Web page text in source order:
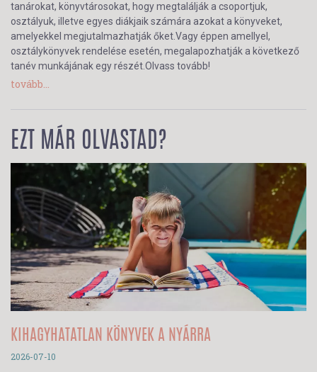
tanárokat, könyvtárosokat, hogy megtalálják a csoportjuk,
osztályuk, illetve egyes diákjaik számára azokat a könyveket,
amelyekkel megjutalmazhatják őket.Vagy éppen amellyel,
osztálykönyvek rendelése esetén, megalapozhatják a következő
tanév munkájának egy részét.Olvass tovább!
tovább...
EZT MÁR OLVASTAD?
KIHAGYHATATLAN KÖNYVEK A NYÁRRA
2026-07-10